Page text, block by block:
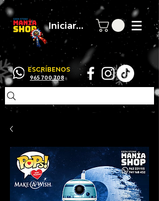
Iniciar sesión
ESCRÍBENOS
965 700 708